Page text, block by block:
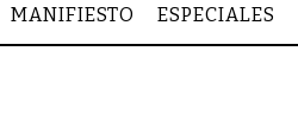
MANIFIESTO ESPECIALES